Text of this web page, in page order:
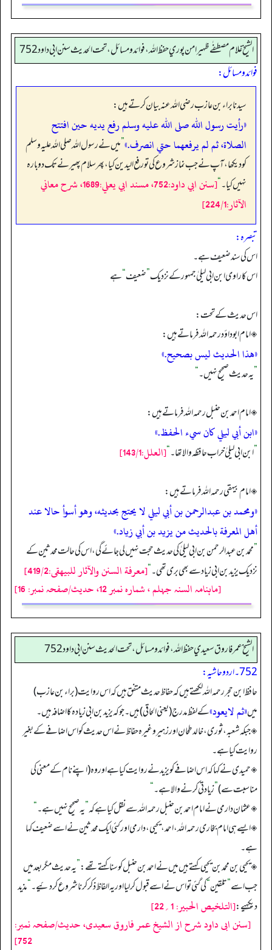
الشيخ غلام مصطفٰے ظهير امن پوري حفظ الله، فوائد و مسائل، تحت الحديث سنن ابي داود 752
فوائد و مسائل:
سیدنا براء بن عازب رضی اللہ عنہ بیان کرتے ہیں:
«رأيت رسول الله صلى الله عليه وسلم رفع يديه حين افتتح
الصلاة، ثم لم يرفعھما حتي انصرف.»”میں نے رسول اللہ صلی اللہ علیہ وسلم
کو دیکھا، آپ نے جب نماز شروع کی تو رفع الیدین کیا، پھر سلام پھیرنے تک دوبارہ
نہیں کیا۔“
[سنن ابي داود:752، مسند ابي يعلي:1689، شرح معاني
الآثار:224/1]
تبصرہ:
اس کی سند ضعیف ہے۔
اس کا راوی ابن ابی لیلیٰ جمہور کے نزدیک”ضعیف“ہے
اس حدیث کے تحت:
◈ امام ابوداؤد رحمہ اللہ فرماتے ہیں:
«ھذا الحديث ليس بصحيح.»
”یہ حدیث صحیح نہیں۔“
◈ امام احمد بن حنبل رحمہ اللہ فرماتے ہیں:
«ابن أبي ليلي كان سيء الحفظ.»
”ابن ابی لیلیٰ خراب حافظہ والا تھا۔“[العلل:143/1]
◈ امام بیہقی رحمہ اللہ فرماتے ہیں:
«ومحمد بن عبدالرحمن بن أبي ليلي لا يحتج بحديثه، وھو أسوأ حالا عند
أھل المعرفة بالحديث من يزيد بن أبي زياد.»
”محمد بن عبدالرحمن بن ابی لیلیٰ کی حدیث حجت نہیں لی جائے گی، اس کی حالت محدثین کے
نزدیک یزید بن ابی زیاد سے بھی بری تھی۔“[معرفة السنن والآثار للبيھقى:419/2]
[ماہنامہ السنہ جہلم ، شمارہ نمبر 12، حدیث/صفحہ نمبر: 16]
الشيخ عمر فاروق سعيدي حفظ الله، فوائد و مسائل، تحت الحديث سنن ابي داود 752
752۔ اردو حاشیہ:
حافظ ابن حجر رحمہ اللہ لکھتے ہیں کہ حفاظ حدیث متفق ہیں کہ اس روایت (براء بن عازب)
میں«ثم لايعود»کے لفظ مدرج (یعنی الحاقی) ہیں۔ جو کہ یزید بن ابی زیادہ کا اضافہ ہیں۔
◈ جبکہ شعبہ، ثوری، خالد طحان اور زہیر وغیرہ حفاظ نے اس حدیث کو اس اضافے کے بغیر
روایت کیا ہے۔
◈حمیدی نے کہا کہ اس اضافے کو یزید نے روایت کیا ہے اور وہ (اپنے نام کے معنی کی
مناسبت سے)”زیادتی کرنے والا ہے۔“
◈عثمان دارمی نے امام احمد بن حنبل رحمہ اللہ سے نقل کیا ہے کہ”یہ صحیح نہیں ہے۔“
◈ایسے ہی امام بخاری رحمہ اللہ، احمد، یحیی، دارمی اور کئی ایک محدثین نے اسے ضعیف کہا
ہے۔
◈یحیی بن محمد بن یحیی کہتے ہیں میں نے احمد بن حنبل کو سنا کہتے تھے:”یہ حدیث مگر بعد میں
جب اسے”تلقین“کی گئی تو اس نے اسے قبول کر لیا اور یہ الفاظ ذکر کرنا شروع کر دئیے۔“مذيد
ديكهيے:[التلخيص الحبير: 1؍22]
[سنن ابی داود شرح از الشیخ عمر فاروق سعیدی، حدیث/صفحہ نمبر:
752]